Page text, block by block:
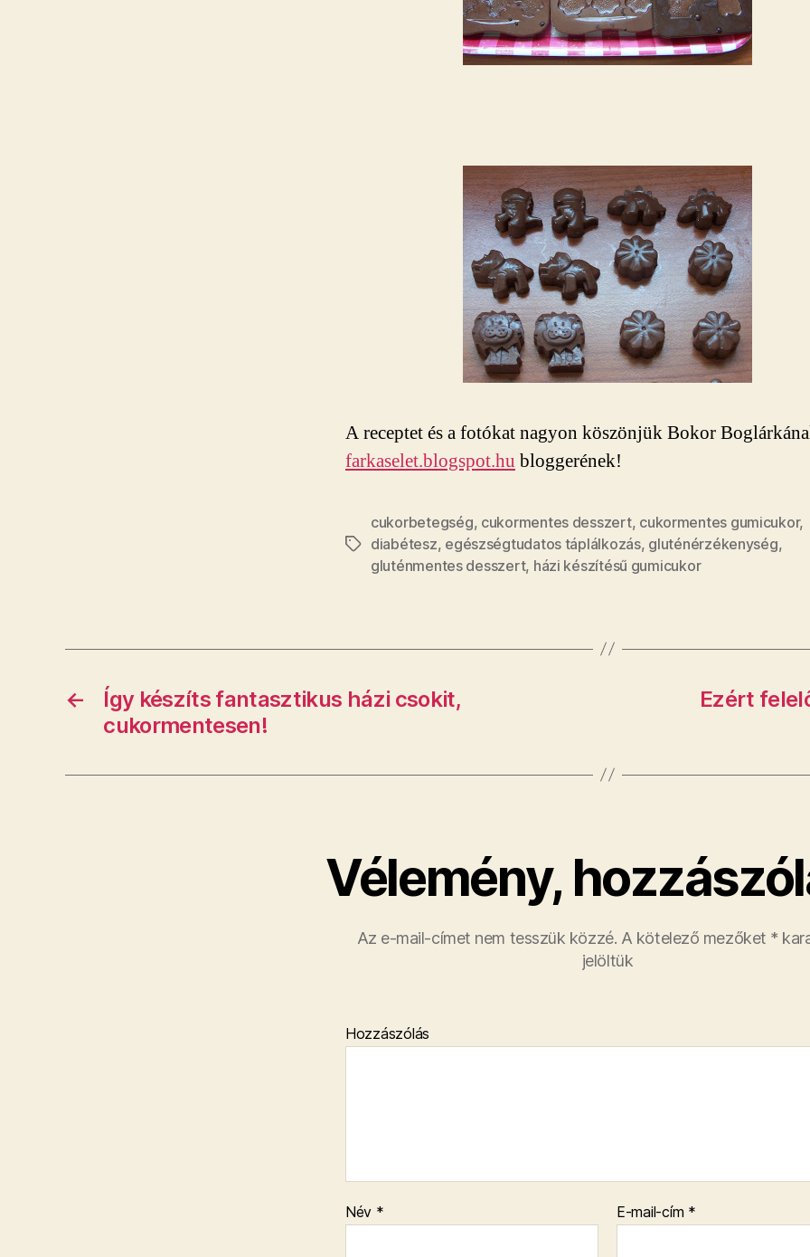
A receptet és a fotókat nagyon köszönjük Bokor
farkaselet.blogspot.hu bloggerének!
Címkék
cukorbetegség, cukormentes desszert, cukormentes gumicukor,
diabétesz, egészségtudatos táplálkozás, gluténérzékenység,
gluténmentes desszert, házi készítésű gumicukor
←
Így készíts fantasztikus házi csokit,
cukormentesen!
Ezért
Vélemény,
Az e-mail-címet nem tesszük közzé. A kötelező mezőket *
jelöltük
Hozzászólás
Név * E-mail-cím *